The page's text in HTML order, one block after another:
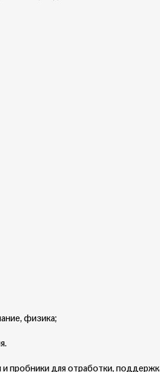
физика;
пробники для отработки,